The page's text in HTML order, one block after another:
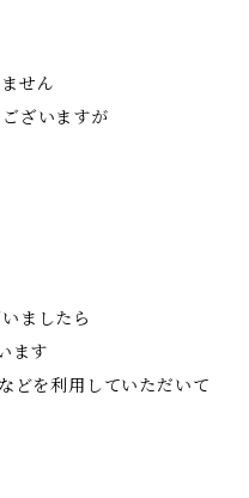
せん
ざいますが
ましたら
ます
どを利用していただいて